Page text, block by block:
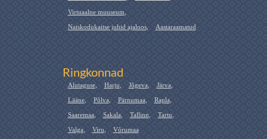
Virtuaalne muuseum,
Naiskodukaitse juhid ajaloos, Aastaraamatud
Ringkonnad
Alutaguse, Harju, Jõgeva, Järva,
Lääne, Põlva, Pärnumaa, Rapla,
Saaremaa, Sakala, Tallinn, Tartu,
Valga, Viru, Võrumaa